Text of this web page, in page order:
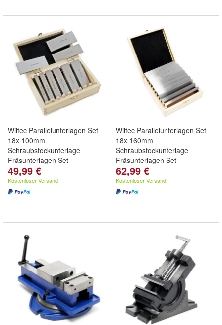
Wiltec Parallelunterlagen Set
18x 100mm
Schraubstockunterlage
Fräsunterlagen Set
49,99 €
Kostenloser Versand
Wiltec Parallelunterlagen Set
18x 160mm
Schraubstockunterlage
Fräsunterlagen Set
62,99 €
Kostenloser Versand